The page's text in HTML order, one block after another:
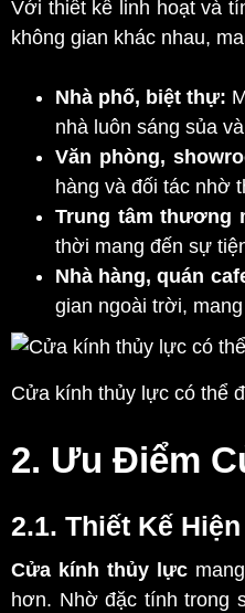
Với thiết kế linh hoạt và
không gian khác nhau,
Nhà phố, biệt thự:
nhà luôn sáng sủa
Văn phòng,
hàng và đối tác nhờ
Trung tâm thương
thời mang đến sự
Nhà hàng, quán
gian ngoài trời,
Cửa kính thủy lực có thể
2. Ưu Điểm
2.1. Thiết Kế
Cửa kính thủy lựcmang
hơn. Nhờ đặc tính trong